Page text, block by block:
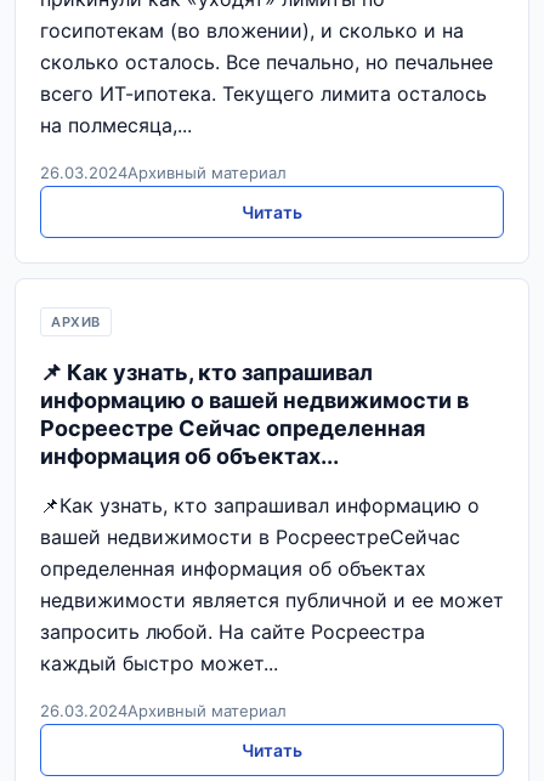
госипотекам (во вложении), и сколько и на
сколько осталось. Все печально, но печальнее
всего ИТ-ипотека. Текущего лимита осталось
на полмесяца,...
26.03.2024Архивный материал
Читать
АРХИВ
📌 Как узнать, кто запрашивал
информацию о вашей недвижимости в
Росреестре Сейчас определенная
информация об объектах...
📌Как узнать, кто запрашивал информацию о
вашей недвижимости в РосреестреСейчас
определенная информация об объектах
недвижимости является публичной и ее может
запросить любой. На сайте Росреестра
каждый быстро может...
26.03.2024Архивный материал
Читать